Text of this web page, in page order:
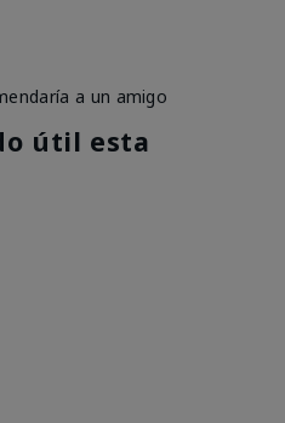
a un amigo
útil esta